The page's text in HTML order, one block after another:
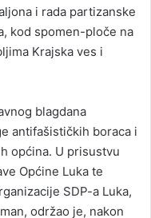
i rada partizanske
kod spomen-ploče na
Krajska ves i
blagdana
antifašističkih boraca i
općina. U prisustvu
Općine Luka te
SDP-a Luka,
održao je, nakon